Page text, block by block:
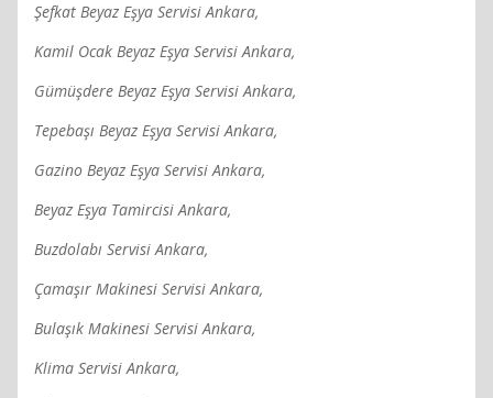
Şefkat Beyaz Eşya Servisi Ankara,
Kamil Ocak Beyaz Eşya Servisi Ankara,
Gümüşdere Beyaz Eşya Servisi Ankara,
Tepebaşı Beyaz Eşya Servisi Ankara,
Gazino Beyaz Eşya Servisi Ankara,
Beyaz Eşya Tamircisi Ankara,
Buzdolabı Servisi Ankara,
Çamaşır Makinesi Servisi Ankara,
Bulaşık Makinesi Servisi Ankara,
Klima Servisi Ankara,